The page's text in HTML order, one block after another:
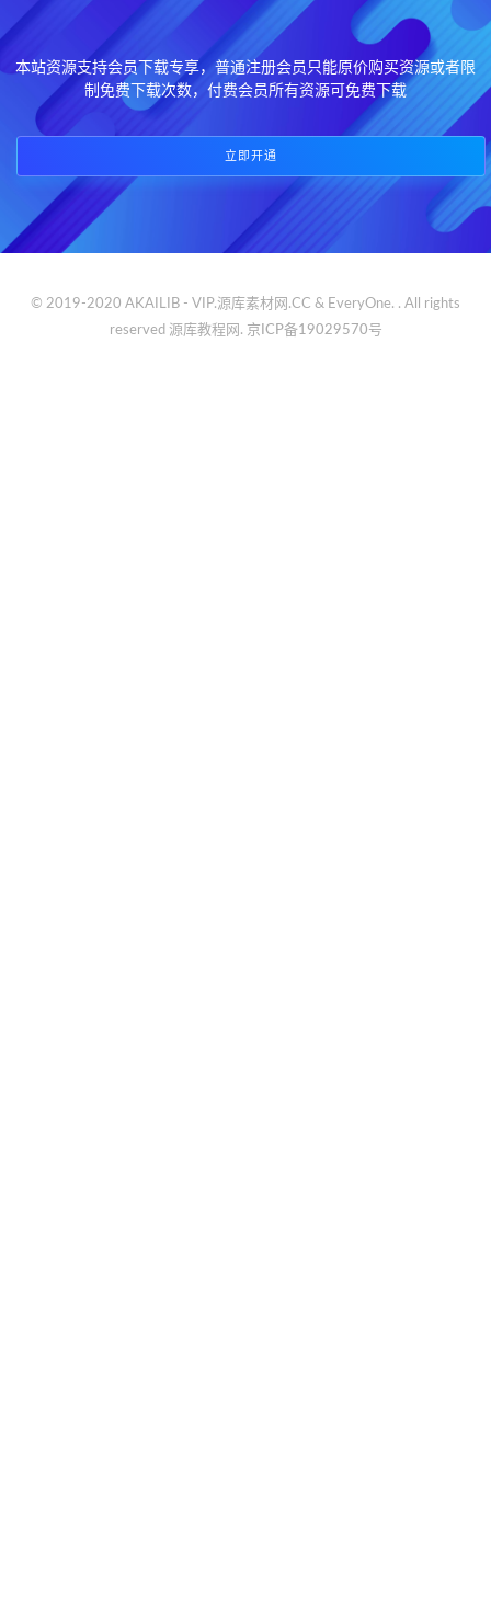
本站资源支持会员下载专享，普通注册会员只能原价购买资源或者限
制免费下载次数，付费会员所有资源可免费下载
立即开通
© 2019-2020 AKAILIB - VIP.源库素材网.CC & EveryOne. . All rights
reserved 源库教程网. 京ICP备19029570号